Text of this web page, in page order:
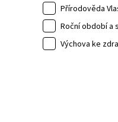
Přírodověda
Roční období a
Výchova ke